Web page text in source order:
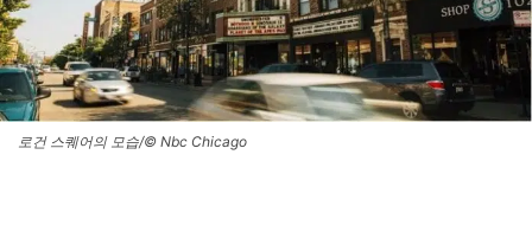
로건 스퀘어의 모습/© Nbc Chicago